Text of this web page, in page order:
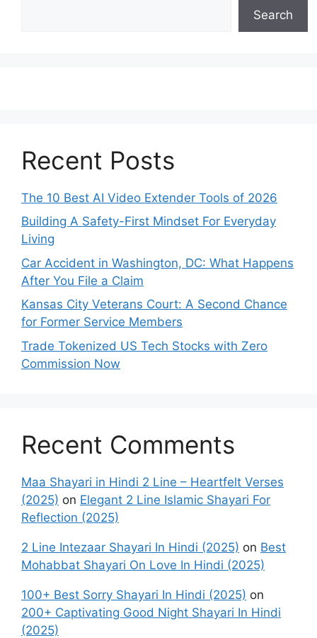
Search
Recent Posts
The 10 Best AI Video Extender Tools of 2026
Building A Safety-First Mindset For Everyday
Living
Car Accident in Washington, DC: What Happens
After You File a Claim
Kansas City Veterans Court: A Second Chance
for Former Service Members
Trade Tokenized US Tech Stocks with Zero
Commission Now
Recent Comments
Maa Shayari in Hindi 2 Line – Heartfelt Verses
(2025) on Elegant 2 Line Islamic Shayari For
Reflection (2025)
2 Line Intezaar Shayari In Hindi (2025) on Best
Mohabbat Shayari On Love In Hindi (2025)
100+ Best Sorry Shayari In Hindi (2025) on
200+ Captivating Good Night Shayari In Hindi
(2025)